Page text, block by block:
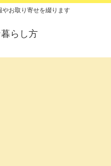
お取り寄せを綴ります
らし方